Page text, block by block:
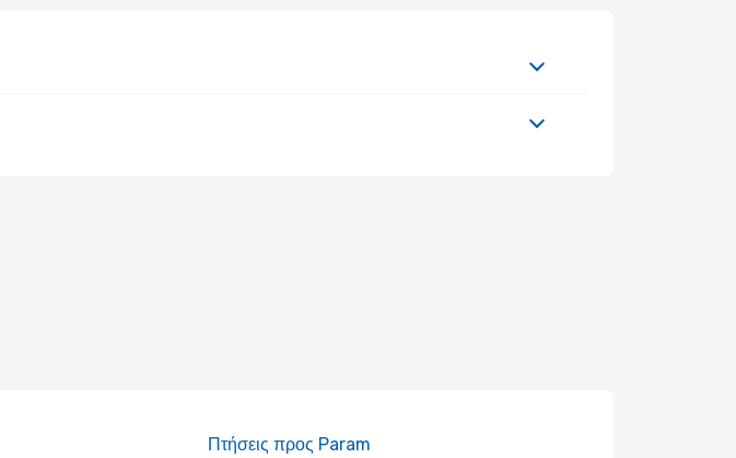
Πτήσεις προς Param